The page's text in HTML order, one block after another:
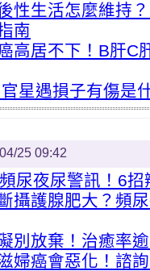
性生活怎麼維持
南
高居不下！B肝C
星遇損子有傷是
25 09:42
尿夜尿警訊！6
攝護腺肥大？頻
別放棄！治癒率
婦癌會惡化！諮